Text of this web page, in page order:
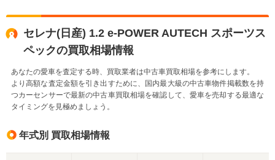
セレナ(日産) 1.2 e-POWER AUTECH スポーツス
ペックの買取相場情報
あなたの愛車を査定する時、買取業者は中古車買取相場を参考にします。
より高額な査定金額を引き出すために、国内最大級の中古車物件掲載数を持
つカーセンサーで最新の中古車買取相場を確認して、愛車を売却する最適な
タイミングを見極めましょう。
年式別 買取相場情報